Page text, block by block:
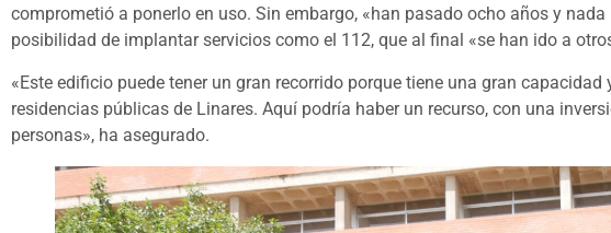
comprometió a ponerlo en uso. Sin embargo, «han pasado ocho años y
posibilidad de implantar servicios como el 112, que al final «se han ido a
«Este edificio puede tener un gran recorrido porque tiene una gran
residencias públicas de Linares. Aquí podría haber un recurso, con una
personas», ha asegurado.